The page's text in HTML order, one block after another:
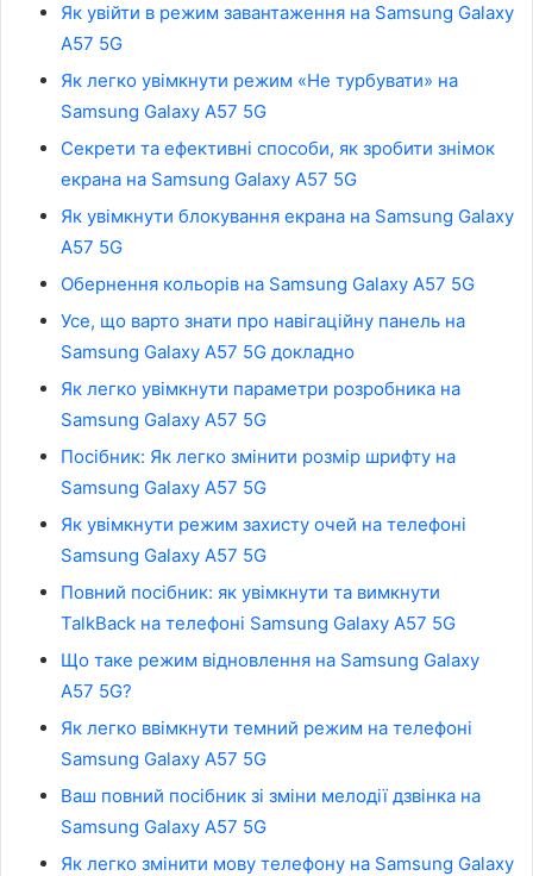
Як увійти в режим завантаження на Samsung Galaxy
A57 5G
Як легко увімкнути режим «Не турбувати» на
Samsung Galaxy A57 5G
Секрети та ефективні способи, як зробити знімок
екрана на Samsung Galaxy A57 5G
Як увімкнути блокування екрана на Samsung Galaxy
A57 5G
Обернення кольорів на Samsung Galaxy A57 5G
Усе, що варто знати про навігаційну панель на
Samsung Galaxy A57 5G докладно
Як легко увімкнути параметри розробника на
Samsung Galaxy A57 5G
Посібник: Як легко змінити розмір шрифту на
Samsung Galaxy A57 5G
Як увімкнути режим захисту очей на телефоні
Samsung Galaxy A57 5G
Повний посібник: як увімкнути та вимкнути
TalkBack на телефоні Samsung Galaxy A57 5G
Що таке режим відновлення на Samsung Galaxy
A57 5G?
Як легко ввімкнути темний режим на телефоні
Samsung Galaxy A57 5G
Ваш повний посібник зі зміни мелодії дзвінка на
Samsung Galaxy A57 5G
Як легко змінити мову телефону на Samsung Galaxy